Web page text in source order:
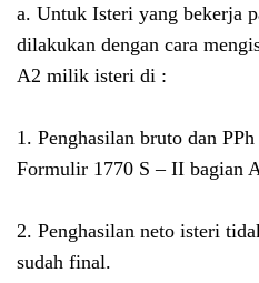
a. Untuk Isteri yang bekerja
dilakukan dengan cara
A2 milik isteri di :
1. Penghasilan bruto dan
Formulir 1770 S – II bagian
2. Penghasilan neto isteri
sudah final.